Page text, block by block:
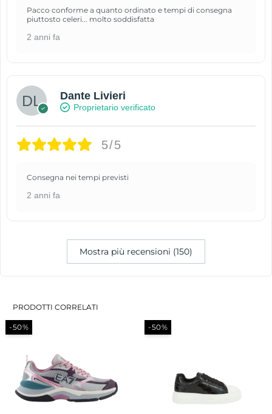
Pacco conforme a quanto ordinato e tempi di consegna
piuttosto celeri... molto soddisfatta
2 anni fa
Dante Livieri
Proprietario verificato
5/5
Consegna nei tempi previsti
2 anni fa
Mostra più recensioni (150)
PRODOTTI CORRELATI
-50% -30%